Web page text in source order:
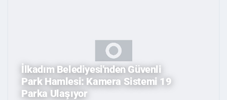
İlkadım Belediyesi'nden Güvenli
Park Hamlesi: Kamera Sistemi 19
Parka Ulaşıyor